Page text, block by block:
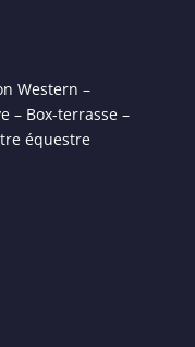
Western –
– Box-terrasse –
équestre